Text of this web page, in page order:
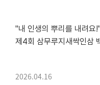
"내 인생의 뿌리를 내려요
제4회 삼무루지새싹인삼
어느덧 4회째를 맞이한 ‘삼무루지새싹인삼 백일장’이
2026.04.16